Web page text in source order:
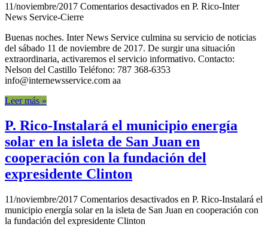
11/noviembre/2017 Comentarios desactivados en P. Rico-Inter
News Service-Cierre
Buenas noches. Inter News Service culmina su servicio de noticias
del sábado 11 de noviembre de 2017. De surgir una situación
extraordinaria, activaremos el servicio informativo. Contacto:
Nelson del Castillo Teléfono: 787 368-6353
info@internewsservice.com aa
Leer más »
P. Rico-Instalará el municipio energía
solar en la isleta de San Juan en
cooperación con la fundación del
expresidente Clinton
11/noviembre/2017 Comentarios desactivados en P. Rico-Instalará el
municipio energía solar en la isleta de San Juan en cooperación con
la fundación del expresidente Clinton